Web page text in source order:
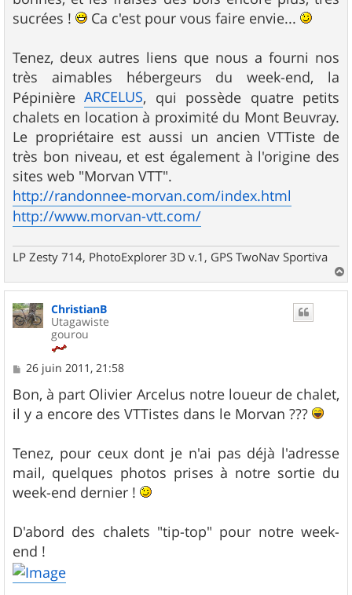
sucrées !
Ca c'est pour vous faire envie...
Tenez, deux autres liens que nous a fourni nos
très aimables hébergeurs du week-end, la
PépinièreARCELUS, qui possède quatre petits
chalets en location à proximité du Mont Beuvray.
Le propriétaire est aussi un ancien VTTiste de
très bon niveau, et est également à l'origine des
sites web "Morvan VTT".
http://randonnee-morvan.com/index.html
http://www.morvan-vtt.com/
LP Zesty 714, PhotoExplorer 3D v.1, GPS TwoNav Sportiva
a
ChristianB
Utagawiste
gourou
M
s
s
a
26 juin 2011, 21:58
Bon, à part Olivier Arcelus notre loueur de chalet,
il y a encore des VTTistes dans le Morvan ???
Tenez, pour ceux dont je n'ai pas déjà l'adresse
mail, quelques photos prises à notre sortie du
week-end dernier !
D'abord des chalets "tip-top" pour notre week-
end !